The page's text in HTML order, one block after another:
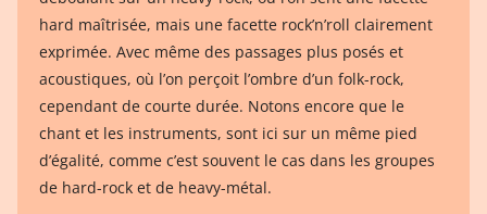
hard maîtrisée, mais une facette rock’n’roll clairement
exprimée. Avec même des passages plus posés et
acoustiques, où l’on perçoit l’ombre d’un folk-rock,
cependant de courte durée. Notons encore que le
chant et les instruments, sont ici sur un même pied
d’égalité, comme c’est souvent le cas dans les groupes
de hard-rock et de heavy-métal.